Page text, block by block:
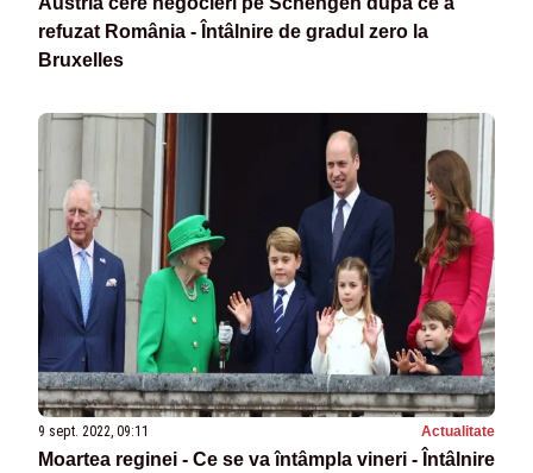
refuzat România - Întâlnire de gradul zero la
Bruxelles
9 sept. 2022, 09:11 Actualitate
Moartea reginei - Ce se va întâmpla vineri - Întâlnire